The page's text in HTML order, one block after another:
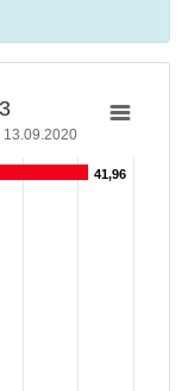
13.09.2020
41,96
41,96